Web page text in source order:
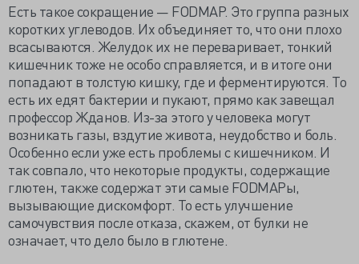
Есть такое сокращение — FODMAP. Это группа разных
коротких углеводов. Их объединяет то, что они плохо
всасываются. Желудок их не переваривает, тонкий
кишечник тоже не особо справляется, и в итоге они
попадают в толстую кишку, где и ферментируются. То
есть их едят бактерии и пукают, прямо как завещал
профессор Жданов. Из-за этого у человека могут
возникать газы, вздутие живота, неудобство и боль.
Особенно если уже есть проблемы с кишечником. И
так совпало, что некоторые продукты, содержащие
глютен, также содержат эти самые FODMAPы,
вызывающие дискомфорт. То есть улучшение
самочувствия после отказа, скажем, от булки не
означает, что дело было в глютене.